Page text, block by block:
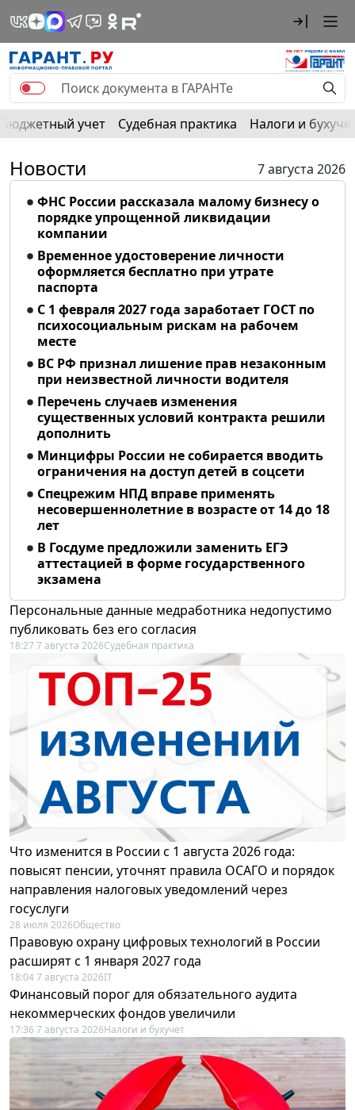
Бюджетный учет Судебная практика Налоги и
Новости
7 августа 2026
ФНС России рассказала малому бизнесу о
порядке упрощенной ликвидации
компании
Временное удостоверение личности
оформляется бесплатно при утрате
паспорта
С 1 февраля 2027 года заработает ГОСТ по
психосоциальным рискам на рабочем
месте
ВС РФ признал лишение прав незаконным
при неизвестной личности водителя
Перечень случаев изменения
существенных условий контракта решили
дополнить
Минцифры России не собирается вводить
ограничения на доступ детей в соцсети
Спецрежим НПД вправе применять
несовершеннолетние в возрасте от 14 до 18
лет
В Госдуме предложили заменить ЕГЭ
аттестацией в форме государственного
экзамена
Персональные данные медработника недопустимо
публиковать без его согласия
18:27 7 августа 2026Судебная практика
Что изменится в России с 1 августа 2026 года:
повысят пенсии, уточнят правила ОСАГО и порядок
направления налоговых уведомлений через
госуслуги
28 июля 2026Общество
Правовую охрану цифровых технологий в России
расширят с 1 января 2027 года
18:04 7 августа 2026IT
Финансовый порог для обязательного аудита
некоммерческих фондов увеличили
17:36 7 августа 2026Налоги и бухучет